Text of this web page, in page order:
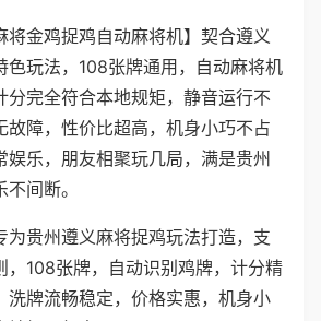
将金鸡捉鸡自动麻将机】契合遵义
色玩法，108张牌通用，自动麻将机
分完全符合本地规矩，静音运行不
故障，性价比超高，机身小巧不占
娱乐，朋友相聚玩几局，满是贵州
间断。
为贵州遵义麻将捉鸡玩法打造，支
，108张牌，自动识别鸡牌，计分精
洗牌流畅稳定，价格实惠，机身小